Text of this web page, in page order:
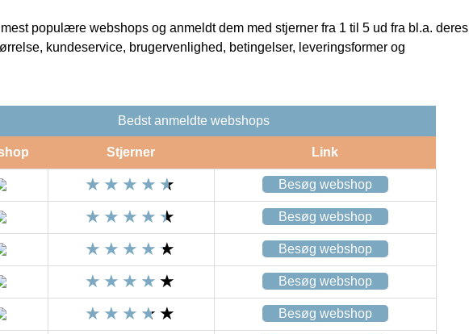
populære webshops og anmeldt dem med stjerner fra 1 til 5 ud fra bl.a. deres
kundeservice, brugervenlighed, betingelser, leveringsformer og
Bedst anmeldte webshops
Stjerner Link
Besøg webshop
Besøg webshop
Besøg webshop
Besøg webshop
Besøg webshop